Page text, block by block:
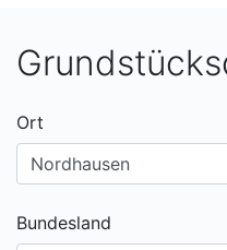
Ort
Bundesland